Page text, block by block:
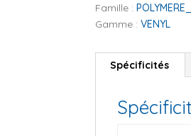
Famille :
Gamme :VENYL
Spécificités